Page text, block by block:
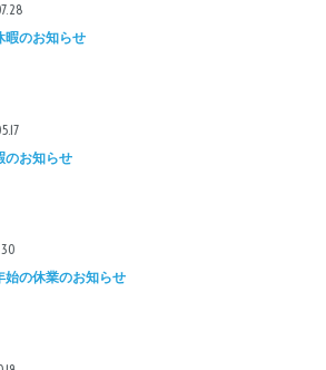
暇のお知らせ
のお知らせ
始の休業のお知らせ